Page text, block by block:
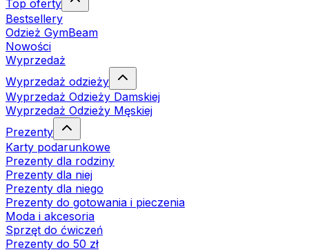
Top oferty
Bestsellery
Odzież GymBeam
Nowości
Wyprzedaż
Wyprzedaż odzieży
Wyprzedaż Odzieży Damskiej
Wyprzedaż Odzieży Męskiej
Prezenty
Karty podarunkowe
Prezenty dla rodziny
Prezenty dla niej
Prezenty dla niego
Prezenty do gotowania i pieczenia
Moda i akcesoria
Sprzęt do ćwiczeń
Prezenty do 50 zł